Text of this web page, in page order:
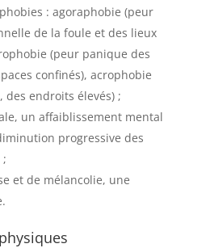
: agoraphobie (peur
de la foule et des lieux
(peur panique des
confinés), acrophobie
endroits élevés) ;
un affaiblissement mental
progressive des
et de mélancolie, une